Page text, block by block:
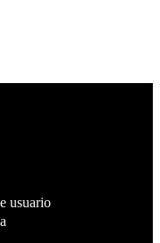
usuario